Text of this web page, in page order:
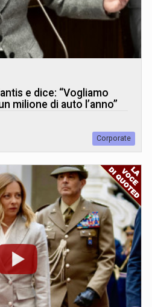
e dice: “Vogliamo
milione di auto l’anno”
Corporate